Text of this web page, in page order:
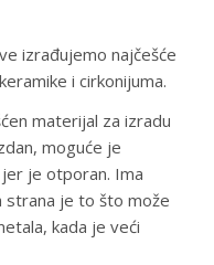
izrađujemo najčešće
i cirkonijuma.
materijal za izradu
moguće je
je otporan. Ima
je to što može
kada je veći